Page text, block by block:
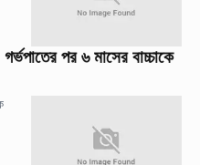
পর ৬ মাসের বাচ্চাকে